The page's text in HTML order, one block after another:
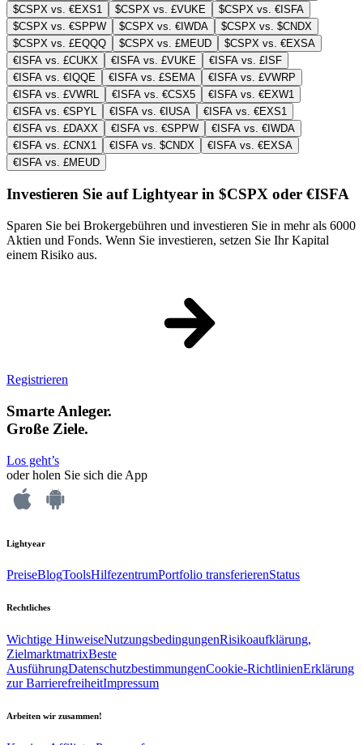
$CSPX vs. €EXS1
$CSPX vs. £VUKE
$CSPX vs. €ISFA
$CSPX vs. €SPPW
$CSPX vs. €IWDA
$CSPX vs. $CNDX
$CSPX vs. £EQQQ
$CSPX vs. £MEUD
$CSPX vs. €EXSA
€ISFA vs. £CUKX
€ISFA vs. £VUKE
€ISFA vs. £ISF
€ISFA vs. €IQQE
€ISFA vs. £SEMA
€ISFA vs. £VWRP
€ISFA vs. £VWRL
€ISFA vs. €CSX5
€ISFA vs. €EXW1
€ISFA vs. €SPYL
€ISFA vs. €IUSA
€ISFA vs. €EXS1
€ISFA vs. £DAXX
€ISFA vs. €SPPW
€ISFA vs. €IWDA
€ISFA vs. £CNX1
€ISFA vs. $CNDX
€ISFA vs. €EXSA
€ISFA vs. £MEUD
Investieren Sie auf Lightyear in $CSPX oder €ISFA
Sparen Sie bei Brokergebühren und investieren Sie in mehr als 6000
Aktien und Fonds. Wenn Sie investieren, setzen Sie Ihr Kapital
einem Risiko aus.
Registrieren
Smarte Anleger.
Große Ziele.
Los geht’s
oder holen Sie sich die App
Lightyear
PreiseBlogToolsHilfezentrumPortfolio transferierenStatus
Rechtliches
Wichtige HinweiseNutzungsbedingungenRisikoaufklärung,
ZielmarktmatrixBeste
AusführungDatenschutzbestimmungenCookie-RichtlinienErklärung
zur BarrierefreiheitImpressum
Arbeiten wir zusammen!